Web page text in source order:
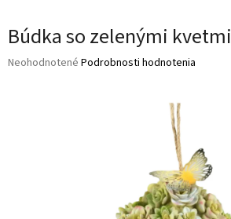
Búdka so zelenými kvetmi
Priemerné
Neohodnotené Podrobnosti hodnotenia